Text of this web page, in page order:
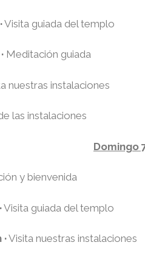
·Visita guiada del templo
Meditación guiada
nuestras instalaciones
las instalaciones
Domingo
y bienvenida
Visita guiada del templo
Visita nuestras instalaciones